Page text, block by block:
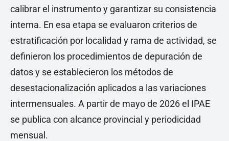
calibrar el instrumento y garantizar su consistencia
interna. En esa etapa se evaluaron criterios de
estratificación por localidad y rama de actividad, se
definieron los procedimientos de depuración de
datos y se establecieron los métodos de
desestacionalización aplicados a las variaciones
intermensuales. A partir de mayo de 2026 el IPAE
se publica con alcance provincial y periodicidad
mensual.